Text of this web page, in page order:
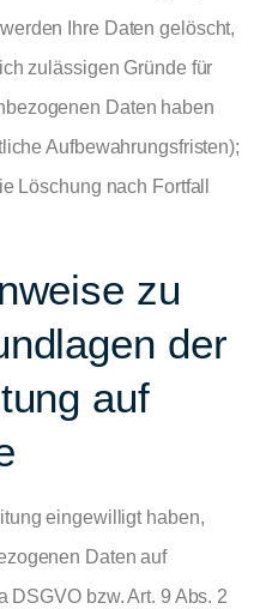
Ihre Daten gelöscht,
zulässigen Gründe für
Daten haben
Aufbewahrungsfristen);
Löschung nach Fortfall
zu
der
auf
eingewilligt haben,
Daten auf
DSGVO bzw. Art. 9 Abs. 2